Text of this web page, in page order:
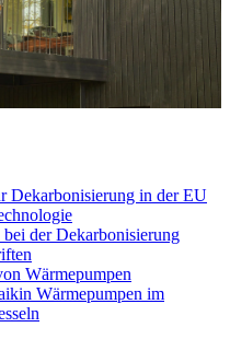
Dekarbonisierung in der EU
der Dekarbonisierung
Wärmepumpen
Wärmepumpen im